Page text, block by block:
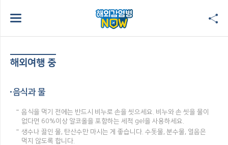
해외여행 중
음식과 물
음식을 먹기 전에는 반드시 비누로 손을 씻으세요. 비누와 손 씻을 물이
없다면 60%이상 알코올을 포함하는 세척 gel을 사용하세요.
생수나 끓인 물, 탄산수만 마시는 게 좋습니다. 수돗물, 분수물, 얼음은
먹지 않도록 합니다.